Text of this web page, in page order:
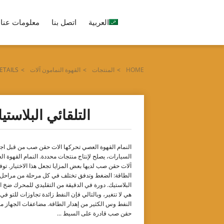
معلومات عنا اتصل بنا العربية
HOME
> المنتجات > القهوة النمامون آلات >
التلقائي
النمام القهوة العصي تحركها آلات حقن صب من قبل
السيارات، يصلح لإنتاج منتجات محددة. النمام القهوة
آلات حقن صب لديها بعض المزايا تجعل هذا الاختيار.
الطاقة: الضغط وتدفق تختلف في كل مرحلة من
البلاستيك. دورة في الدقيقة من التقليدي للمحرك ضخ
هي لا تتغير، وبالتالي فإن النفط زائدة تجاوزات للتو في
النفط وس الكثير من إهدار الطاقة. مضاعفات الجهاز
حقن صب قادرة على السيط ...